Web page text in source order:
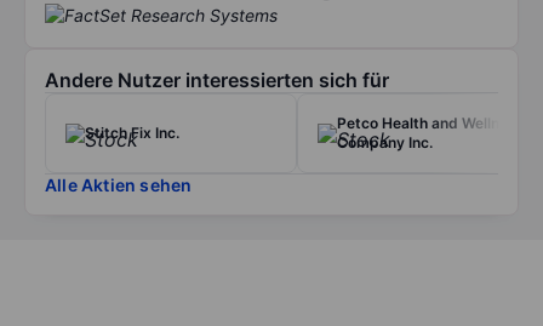
Andere Nutzer interessierten sich für
Stitch Fix Inc.
Petco Health and Wellness
Company Inc.
Alle Aktien sehen